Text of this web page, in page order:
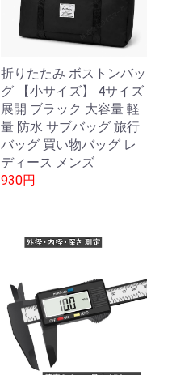
折りたたみ ボストンバッ
グ 【小サイズ】 4サイズ
展開 ブラック 大容量 軽
量 防水 サブバッグ 旅行
バッグ 買い物バッグ レ
ディース メンズ
930円